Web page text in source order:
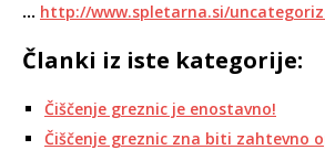
… http://www.spletarna.si/
Članki iz iste kategorije:
Čiščenje greznic je enostavno!
Čiščenje greznic zna biti zahtevno